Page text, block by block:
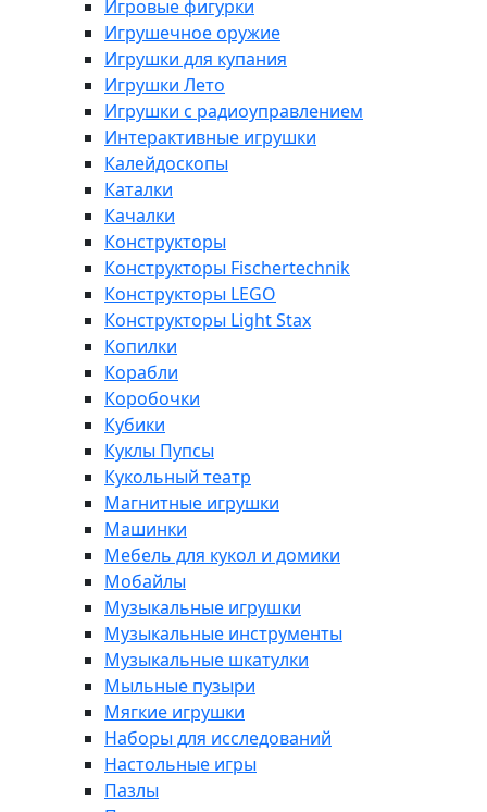
Игровые фигурки
Игрушечное оружие
Игрушки для купания
Игрушки Лето
Игрушки с радиоуправлением
Интерактивные игрушки
Калейдоскопы
Каталки
Качалки
Конструкторы
Конструкторы Fisсhertechnik
Конструкторы LEGO
Конструкторы Light Stax
Копилки
Корабли
Коробочки
Кубики
Куклы Пупсы
Кукольный театр
Магнитные игрушки
Машинки
Мебель для кукол и домики
Мобайлы
Музыкальные игрушки
Музыкальные инструменты
Музыкальные шкатулки
Мыльные пузыри
Мягкие игрушки
Наборы для исследований
Настольные игры
Пазлы